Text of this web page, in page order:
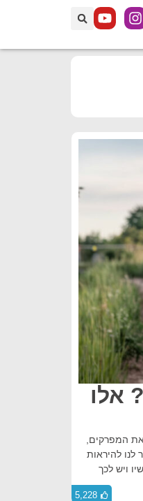
אלו
את המפרקים,
לנו להיראות
ויש לכך
5,228